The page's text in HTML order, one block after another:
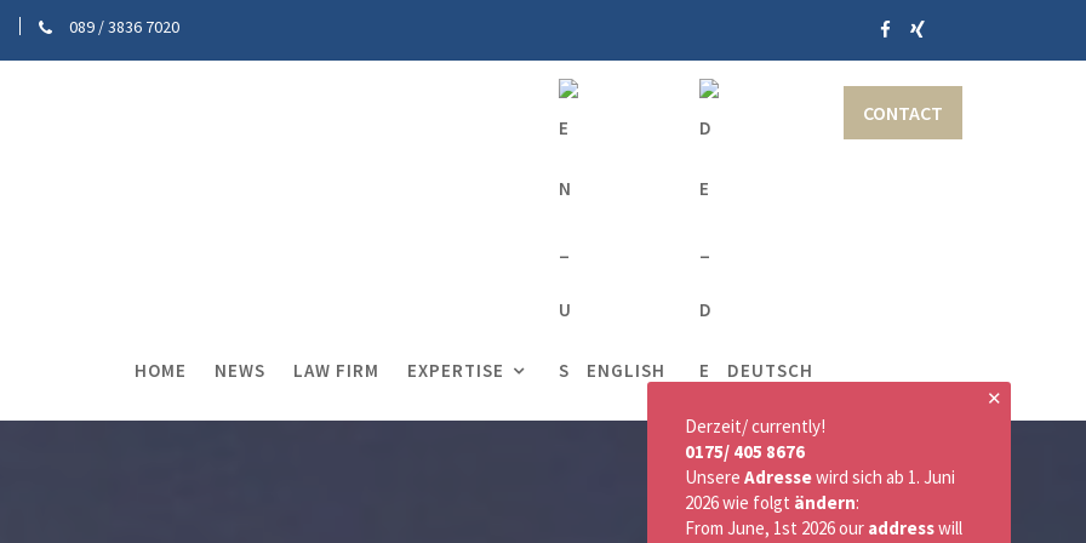
089 / 3836 7020
CONTACT
HOME NEWS LAW FIRM EXPERTISE ENGLISH DEUTSCH
✕
Derzeit/ currently!
0175/ 405 8676
Unsere Adressewird sich ab 1. Juni
2026 wie folgt ändern:
From June, 1st 2026 our addresswill